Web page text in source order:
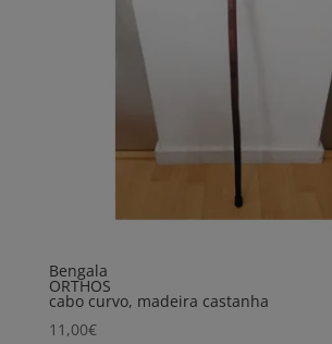
Bengala
ORTHOS
cabo curvo, madeira castanha
11,00€